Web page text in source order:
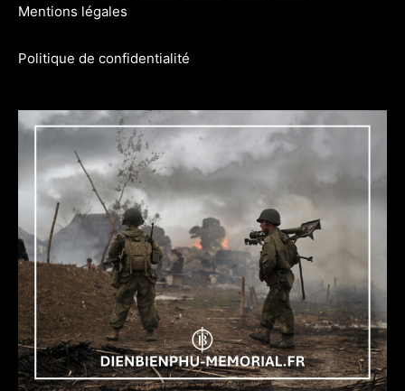
Mentions légales
Politique de confidentialité